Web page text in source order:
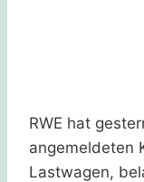
RWE hat
angemeldeten
Lastwagen,